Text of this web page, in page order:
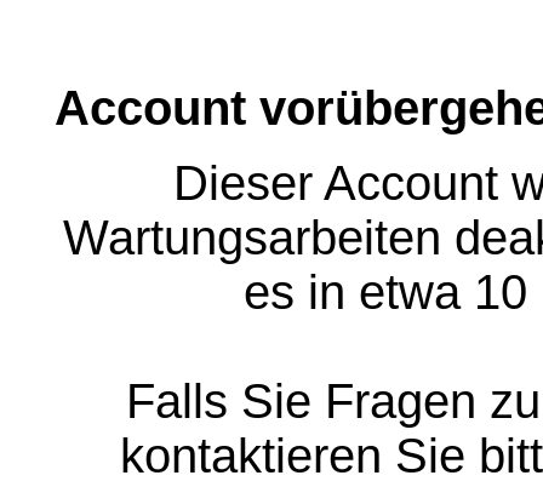
Account
Dieser Account
Wartungsarbeiten
es in etwa
Falls Sie Fragen
kontaktieren Sie